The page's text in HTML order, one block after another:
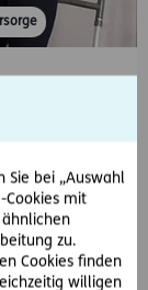
bei „Auswahl
Cookies mit
zu.
Cookies finden
willigen
W. eine 24-